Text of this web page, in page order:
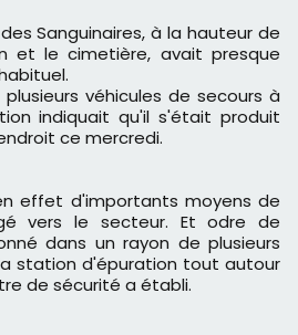
et le cimetière, avait presque
véhicules de secours à
indiquait qu'il s'était produit
ce mercredi.
effet d'importants moyens de
vers le secteur. Et odre de
dans un rayon de plusieurs
station d'épuration tout autour
de sécurité a établi.